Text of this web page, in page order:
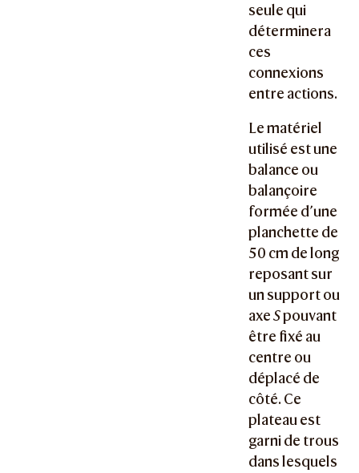
seule qui
déterminera
ces
connexions
entre actions.
Le matériel
utilisé est une
balance ou
balançoire
formée d’une
planchette de
50 cm de long
reposant sur
un support ou
axeSpouvant
être fixé au
centre ou
déplacé de
côté. Ce
plateau est
garni de trous
dans lesquels